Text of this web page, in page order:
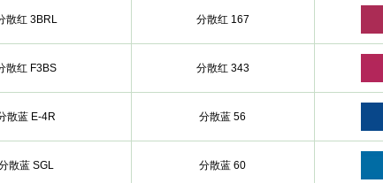
散红 3BRL 分散红 167
散红 F3BS 分散红 343
散蓝 E-4R 分散蓝 56
散蓝 SGL 分散蓝 60